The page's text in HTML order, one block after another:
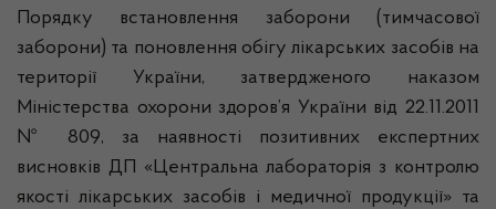
Порядку встановлення заборони (тимчасової
заборони) та поновлення обігу лікарських засобів на
території України, затвердженого наказом
Міністерства охорони здоров’я України від 22.11.2011
№ 809, за наявності позитивних експертних
висновків ДП «Центральна лабораторія з контролю
якості лікарських засобів і медичної продукції» та